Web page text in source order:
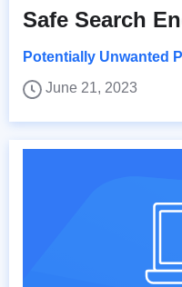
Safe Search
Potentially Unwanted
June 21, 2023